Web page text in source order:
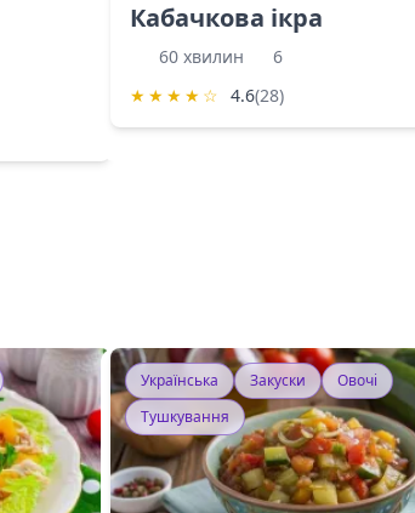
Кабачкова ікра
60 хвилин
6
★ ★ ★ ★ ☆ 4.6(28)
Українська Закуски
Овочі
Тушкування